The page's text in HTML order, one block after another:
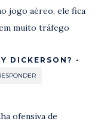
jogo aéreo, ele fica
muito tráfego
DICKERSON? -
ofensiva de